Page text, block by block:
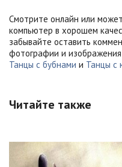
Смотрите онлайн или
компьютер в хорошем
забывайте оставить
фотографии и изображения
Танцы с бубнами и Танцы с
Читайте также